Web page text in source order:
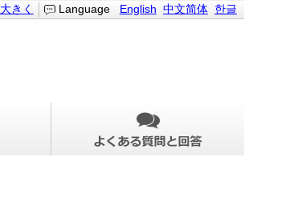
Language English 中文简体 한글
大きく